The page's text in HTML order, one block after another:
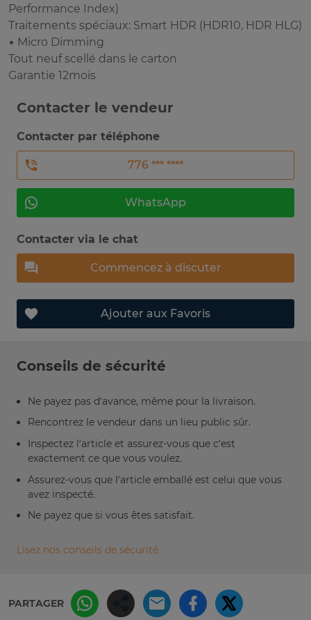
Performance Index)
Traitements spéciaux: Smart HDR (HDR10, HDR HLG)
• Micro Dimming
Tout neuf scellé dans le carton
Garantie 12mois
Contacter le vendeur
Contacter par téléphone
776 *** ****
WhatsApp
Contacter via le chat
Commencez à discuter
Ajouter aux Favoris
Conseils de sécurité
Ne payez pas d’avance, même pour la livraison.
Rencontrez le vendeur dans un lieu public sûr.
Inspectez l’article et assurez-vous que c’est
exactement ce que vous voulez.
Assurez-vous que l’article emballé est celui que vous
avez inspecté.
Ne payez que si vous êtes satisfait.
Lisez nos conseils de sécurité
PARTAGER